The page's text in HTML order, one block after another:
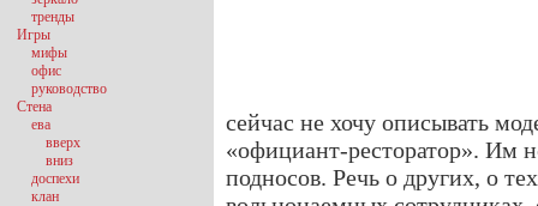
сейчас не хочу описывать
«официант-ресторатор». Им
подносов. Речь о других, о
тренды
Игры
мифы
офис
руководство
Стена
ева
вверх
вниз
доспехи
клан